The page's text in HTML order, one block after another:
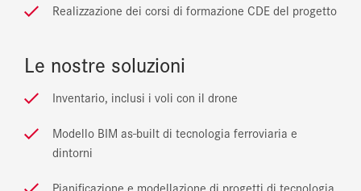
Realizzazione dei corsi di formazione CDE del progetto
Le nostre soluzioni
Inventario, inclusi i voli con il drone
Modello BIM as-built di tecnologia ferroviaria e
dintorni